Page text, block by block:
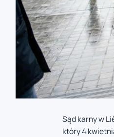
Sąd karny w
który 4